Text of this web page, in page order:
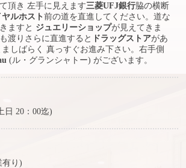
頂き 左手に見えます三菱UFJ銀行脇の横断
ヤルホスト前の道を直進してください。道な
ますと ジュエリーショップが見えてきま
渡りさらに直進すると ドラッグストアがあ
しばらく 真っすぐお進み下さい。右手側
(ル・グランシャトー) がございます。
日 20：00迄)
有り)